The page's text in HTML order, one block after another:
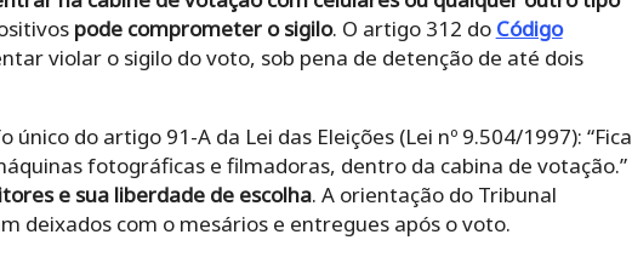
pode comprometer o sigilo. O artigo 312 do Código
violar o sigilo do voto, sob pena de detenção de até dois
do artigo 91-A da Lei das Eleições (Lei nº 9.504/1997): “Fica
fotográficas e filmadoras, dentro da cabina de votação.”
e sua liberdade de escolha. A orientação do Tribunal
deixados com o mesários e entregues após o voto.